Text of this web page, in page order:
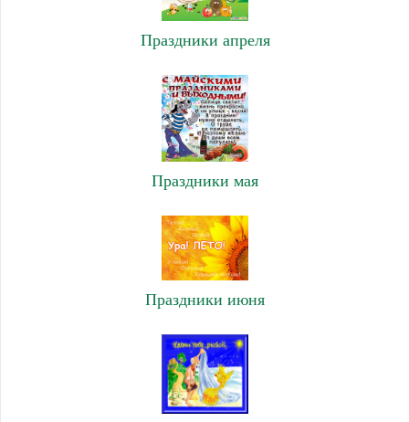
Праздники апреля
Праздники мая
Праздники июня